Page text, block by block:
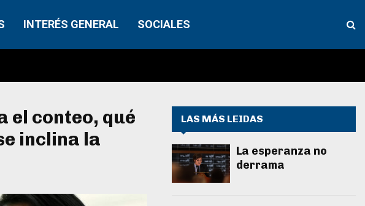
INTERÉS GENERAL SOCIALES
el conteo, qué
inclina la
LAS MÁS LEIDAS
La esperanza no
derrama